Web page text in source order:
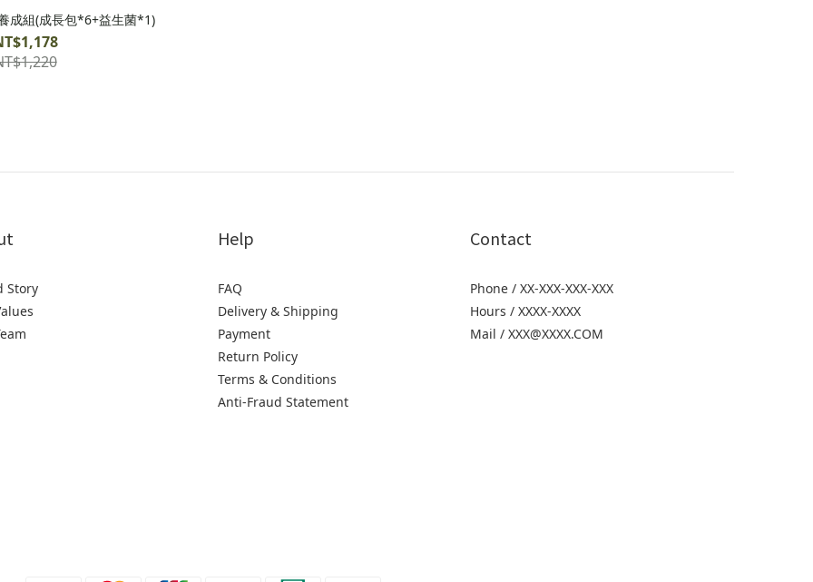
成組(成長包*6+益生菌*1)
Story
Help
FAQ
Delivery & Shipping
Payment
Return Policy
Terms & Conditions
Anti-Fraud Statement
Contact
Phone / XX-XXX-XXX-XXX
Hours / XXXX-XXXX
Mail / XXX@XXXX.COM